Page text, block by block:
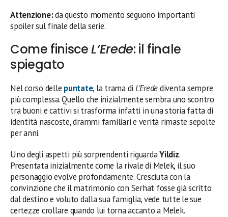
Attenzione:da questo momento seguono importanti
spoiler sul finale della serie.
Come finisceL’Erede: il finale
spiegato
Nel corso delle puntate, la trama di L’Eredediventa sempre
più complessa. Quello che inizialmente sembra uno scontro
tra buoni e cattivi si trasforma infatti in una storia fatta di
identità nascoste, drammi familiari e verità rimaste sepolte
per anni.
Uno degli aspetti più sorprendenti riguardaYildiz.
Presentata inizialmente come la rivale di Melek, il suo
personaggio evolve profondamente. Cresciuta con la
convinzione che il matrimonio con Serhat fosse già scritto
dal destino e voluto dalla sua famiglia, vede tutte le sue
certezze crollare quando lui torna accanto a Melek.